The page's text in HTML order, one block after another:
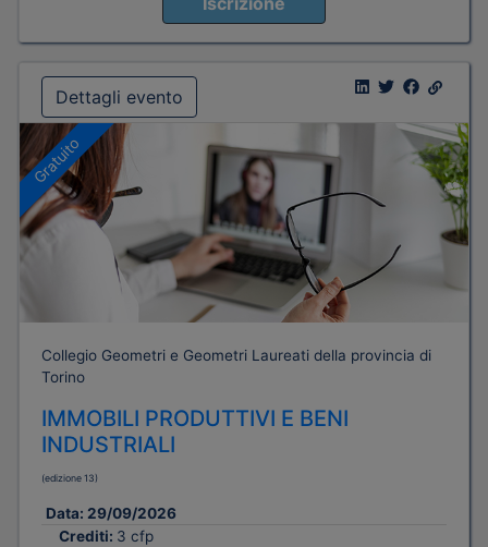
Dettagli evento
Gratuito
Collegio Geometri e Geometri Laureati della provincia di
Torino
IMMOBILI PRODUTTIVI E BENI
INDUSTRIALI
(edizione 13)
Data: 29/09/2026
Crediti: 3 cfp